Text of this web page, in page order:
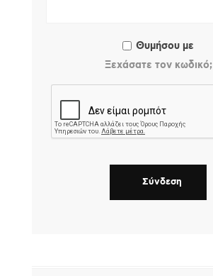
Θυμήσου με
Ξεχάσατε τον κωδικό;